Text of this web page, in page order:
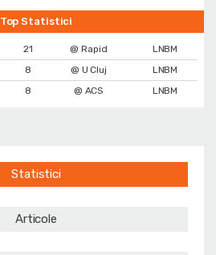
Top Statistici
21 @ Rapid
LNBM
8 @ U Cluj
LNBM
8 @ ACS LNBM
Statistici
Articole